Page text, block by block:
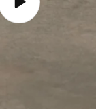
Play
video